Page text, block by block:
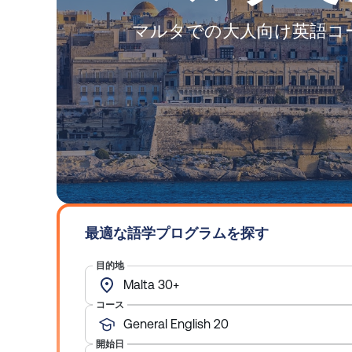
マルタでの大人向け英語コ
最適な語学プログラムを探す
目的地
Malta 30+
コース
General English 20
開始日